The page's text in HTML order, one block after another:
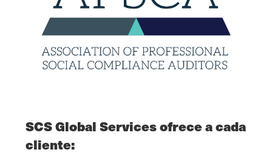
SCS Global Services ofrece a cada
cliente: